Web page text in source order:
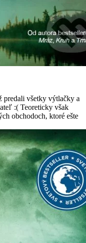
predali všetky výtlačky a
:( Teoreticky však
obchodoch, ktoré ešte